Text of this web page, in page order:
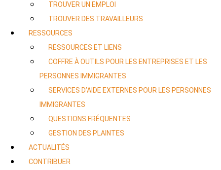
TROUVER UN EMPLOI
TROUVER DES TRAVAILLEURS
RESSOURCES
RESSOURCES ET LIENS
COFFRE À OUTILS POUR LES ENTREPRISES ET LES
PERSONNES IMMIGRANTES
SERVICES D’AIDE EXTERNES POUR LES PERSONNES
IMMIGRANTES
QUESTIONS FRÉQUENTES
GESTION DES PLAINTES
ACTUALITÉS
CONTRIBUER